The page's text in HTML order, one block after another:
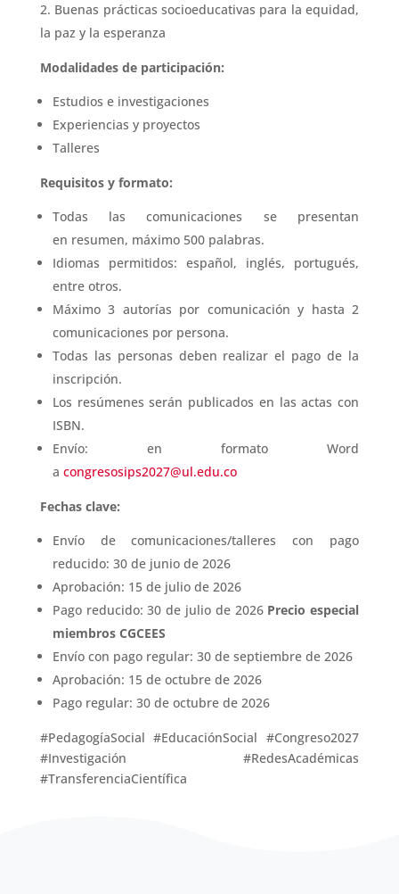
Buenas prácticas socioeducativas para la equidad,
la paz y la esperanza
Modalidades de participación:
Estudios e investigaciones
Experiencias y proyectos
Talleres
Requisitos y formato:
Todas las comunicaciones se presentan
en resumen, máximo 500 palabras.
Idiomas permitidos: español, inglés, portugués,
entre otros.
Máximo 3 autorías por comunicación y hasta 2
comunicaciones por persona.
Todas las personas deben realizar el pago de la
inscripción.
Los resúmenes serán publicados en lasactas con
ISBN.
Envío: en formato Word
a congresosips2027@ul.edu.co
Fechas clave:
Envío de comunicaciones/talleres con pago
reducido: 30 de junio de 2026
Aprobación: 15 de julio de 2026
Pago reducido: 30 de julio de 2026 Precio especial
miembros CGCEES
Envío con pago regular: 30 de septiembre de 2026
Aprobación: 15 de octubre de 2026
Pago regular: 30 de octubre de 2026
#PedagogíaSocial #EducaciónSocial #Congreso2027
#Investigación #RedesAcadémicas
#TransferenciaCientífica